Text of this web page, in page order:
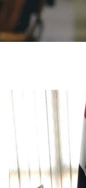
الأنظمة الذكية
هيئة التدريس
الدراسات العليا